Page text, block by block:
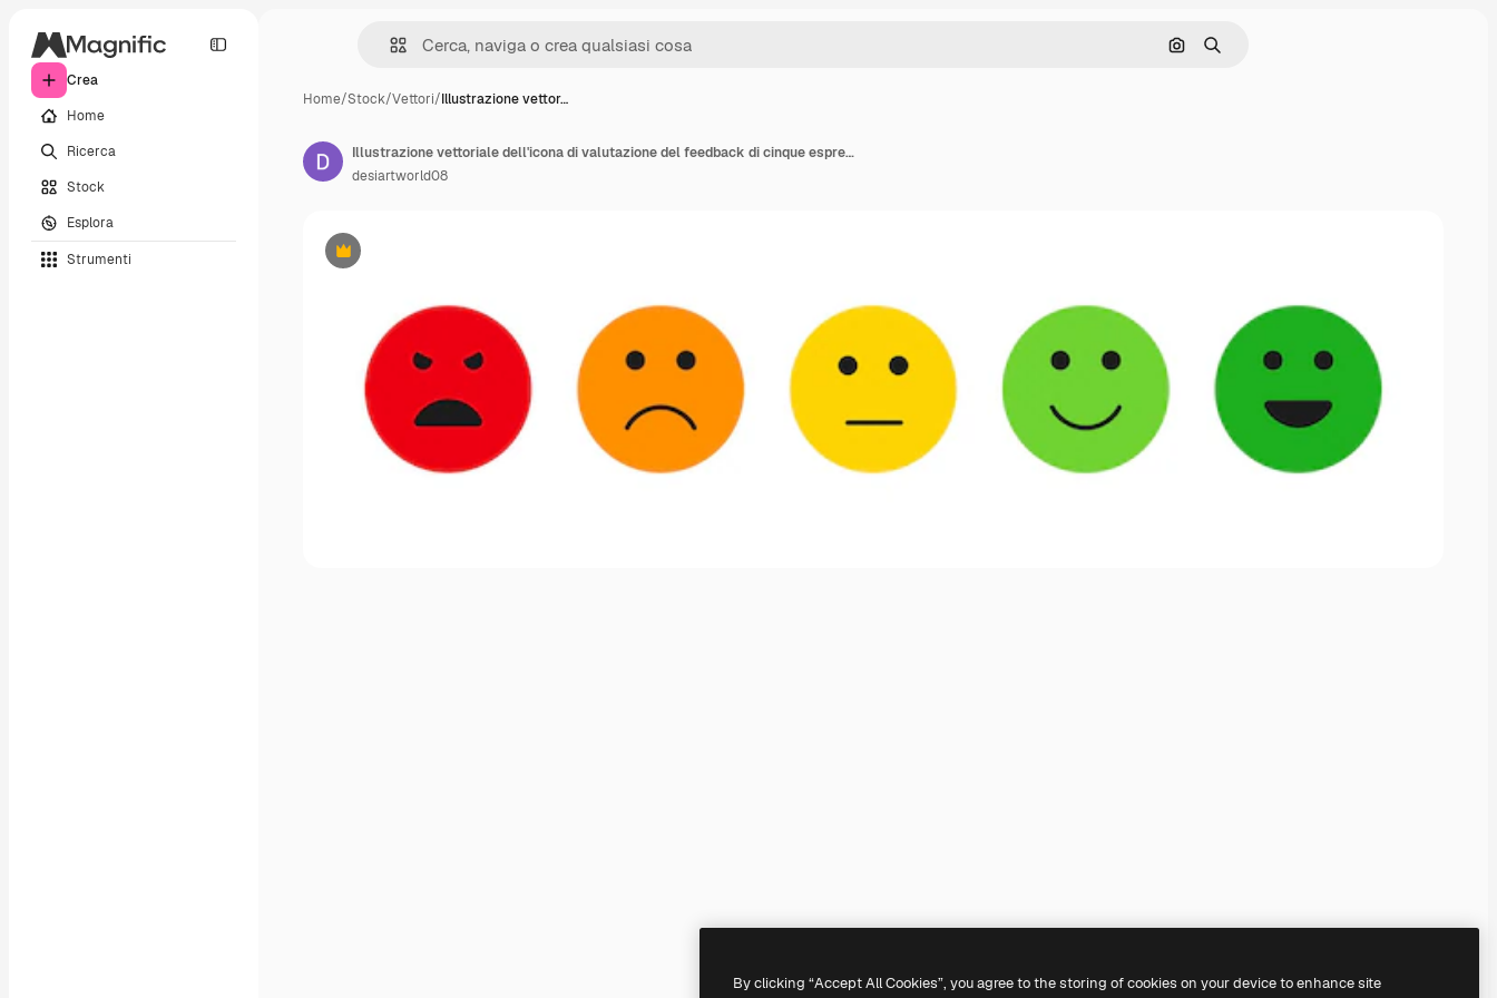
Crea
Home
Ricerca
Stock
Esplora
Strumenti
Cerca per immagine
Ricerca
Home/Stock/Vettori/Illustrazione vettor…
Premium
Illustrazione vettoriale dell'icona di valutazione del feedback di cinque espressioni facciali isolata
desiartworld08
By clicking “Accept All Cookies”, you agree to the storing of cookies on your device to enhance site